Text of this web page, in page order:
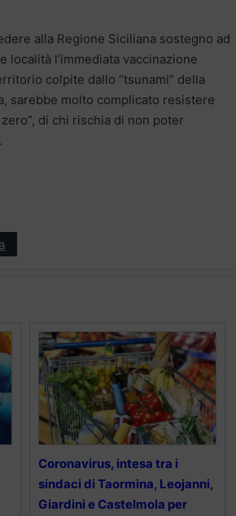
alla Regione Siciliana sostegno ad
località l’immediata vaccinazione
colpite dallo “tsunami” della
sarebbe molto complicato resistere
di chi rischia di non poter
Coronavirus, intesa tra i
sindaci di Taormina, Leojanni,
Giardini e Castelmola per